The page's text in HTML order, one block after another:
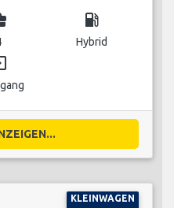
local_gas_station
Hybrid
KLEINWAGEN